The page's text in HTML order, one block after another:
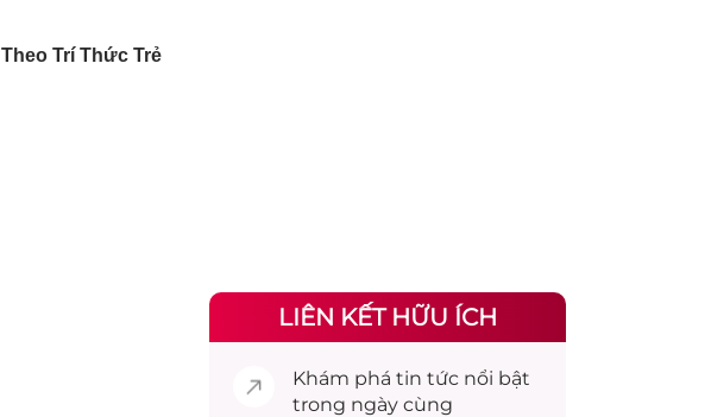
Theo Trí Thức Trẻ
LIÊN KẾT HỮU ÍCH
Khám phá tin tức nổi bật
trong ngày cùng